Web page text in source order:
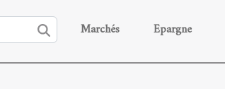
Marchés Epargne